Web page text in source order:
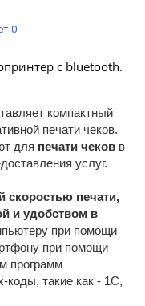
0
с bluetooth.
компактный
печати чеков.
для печати чеков в
услуг.
скоростью печати,
и удобством в
при помощи
при помощи
программ
коды, такие как - 1С,